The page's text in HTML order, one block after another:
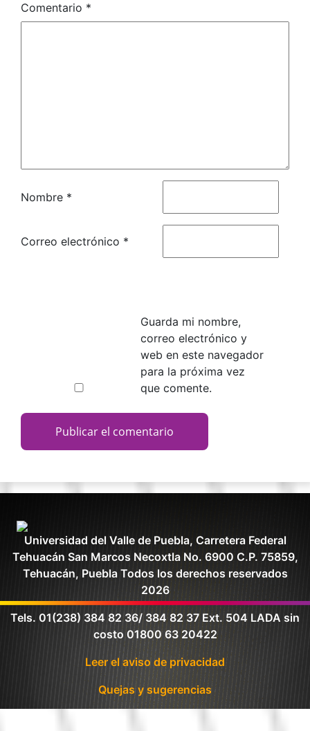
Comentario *
Nombre *
Correo electrónico *
Guarda mi nombre,
correo electrónico y
web en este navegador
para la próxima vez
que comente.
Universidad del Valle de Puebla, Carretera Federal
Tehuacán San Marcos Necoxtla No. 6900 C.P. 75859,
Tehuacán, Puebla Todos los derechos reservados
2026
Tels. 01(238) 384 82 36/ 384 82 37 Ext. 504 LADA sin
costo 01800 63 20422
Leer el aviso de privacidad
Quejas y sugerencias